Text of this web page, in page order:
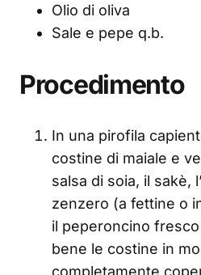
Olio di oliva
Sale e pepe q.b.
Procedimento
In una pirofila
costine di maiale e
salsa di soia, il sakè,
zenzero (a fettine o
il peperoncino
bene le costine in
completamente